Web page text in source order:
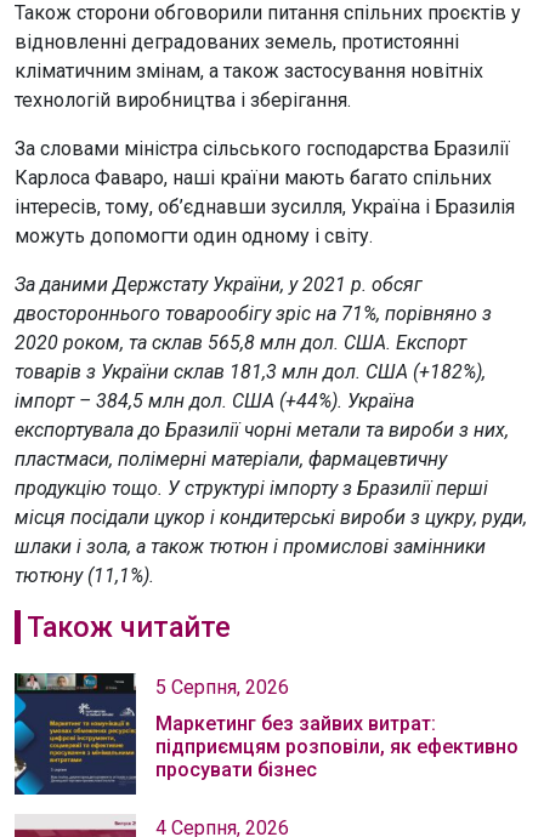
Також сторони обговорили питання спільних проєктів у
відновленні деградованих земель, протистоянні
кліматичним змінам, а також застосування новітніх
технологій виробництва і зберігання.
За словами міністра сільського господарства Бразилії
Карлоса Фаваро, наші країни мають багато спільних
інтересів, тому, об’єднавши зусилля, Україна і Бразилія
можуть допомогти один одному і світу.
За даними Держстату України, у 2021 р. обсяг
двостороннього товарообігу зріс на 71%, порівняно з
2020 роком, та склав 565,8 млн дол. США. Експорт
товарів з України склав 181,3 млн дол. США (+182%),
імпорт – 384,5 млн дол. США (+44%). Україна
експортувала до Бразилії чорнi метали та вироби з них,
пластмаси, полімерні матеріали, фармацевтичну
продукцію тощо. У структурі імпорту з Бразилії перші
місця посідали цукор і кондитерські вироби з цукру, руди,
шлаки і зола, а також тютюн і промислові замінники
тютюну (11,1%).
Також читайте
5 Серпня, 2026
Маркетинг без зайвих витрат:
підприємцям розповіли, як ефективно
просувати бізнес
4 Серпня, 2026